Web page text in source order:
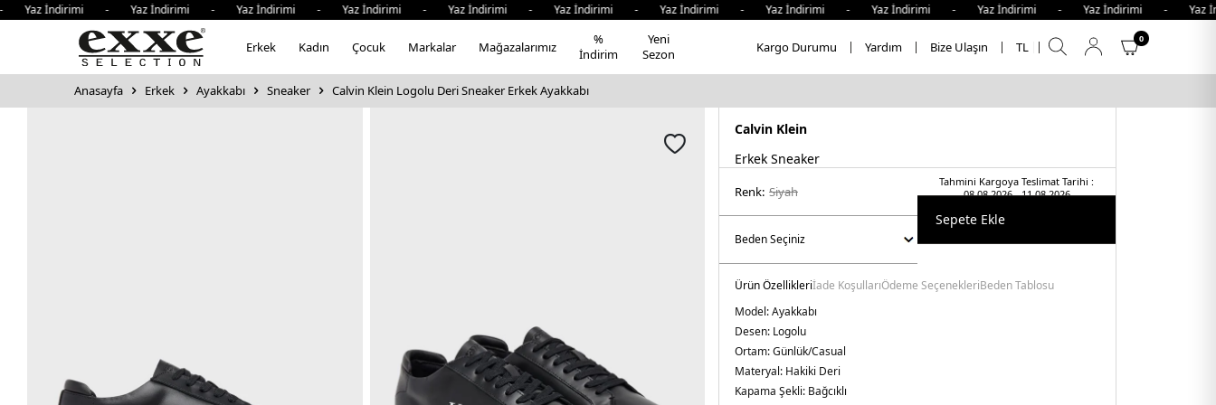
İndirimi - Yaz İndirimi - Yaz İndirimi - Yaz İndirimi - Yaz İndirimi - Yaz İndirimi - Yaz İndirimi - Yaz İndirimi - Yaz İndirimi - Yaz İndirimi - Yaz İndirimi -
Erkek Kadın Çocuk Markalar Mağazalarımız
%
İndirim
Yeni
Sezon
Kargo Durumu Yardım Bize Ulaşın TL
0
Anasayfa Erkek Ayakkabı Sneaker Calvin Klein Logolu Deri Sneaker Erkek Ayakkabı
Calvin Klein
Erkek Sneaker
Tahmini Kargoya Teslimat Tarihi :
08.08.2026 - 11.08.2026
Renk: si̇yah
Sepete Ekle
Ürün Özellikleriİade KoşullarıÖdeme SeçenekleriBeden Tablosu
Model:Ayakkabı
Desen: Logolu
Ortam:Günlük/Casual
Materyal: Hakiki Deri
Kapama Şekli: Bağcıklı